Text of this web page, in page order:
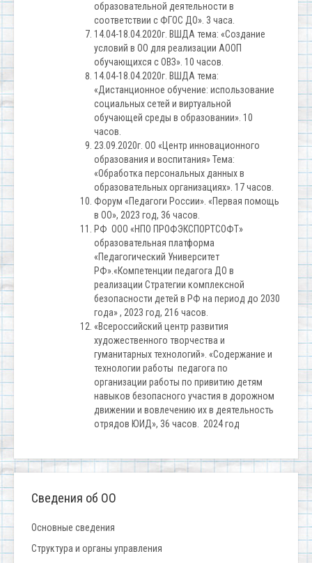
образовательной деятельности в
соответствии с ФГОС ДО». 3 часа.
14.04-18.04.2020г. ВШДА тема: «Создание
условий в ОО для реализации АООП
обучающихся с ОВЗ». 10 часов.
14.04-18.04.2020г. ВШДА тема:
«Дистанционное обучение: использование
социальных сетей и виртуальной
обучающей среды в образовании». 10
часов.
23.09.2020г. ОО «Центр инновационного
образования и воспитания» Тема:
«Обработка персональных данных в
образовательных организациях». 17 часов.
Форум «Педагоги России». «Первая помощь
в ОО», 2023 год, 36 часов.
РФ ООО «НПО ПРОФЭКСПОРТСОФТ»
образовательная платформа
«Педагогический Университет
РФ».«Компетенции педагога ДО в
реализации Стратегии комплексной
безопасности детей в РФ на период до 2030
года» , 2023 год, 216 часов.
«Всероссийский центр развития
художественного творчества и
гуманитарных технологий». «Содержание и
технологии работы педагога по
организации работы по привитию детям
навыков безопасного участия в дорожном
движении и вовлечению их в деятельность
отрядов ЮИД», 36 часов. 2024 год
Сведения об ОО
Основные сведения
Структура и органы управления